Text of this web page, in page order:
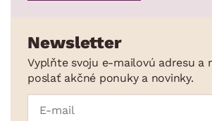
Newsletter
Vyplňte svoju e-mailovú adresu a
poslať akčné ponuky a novinky.